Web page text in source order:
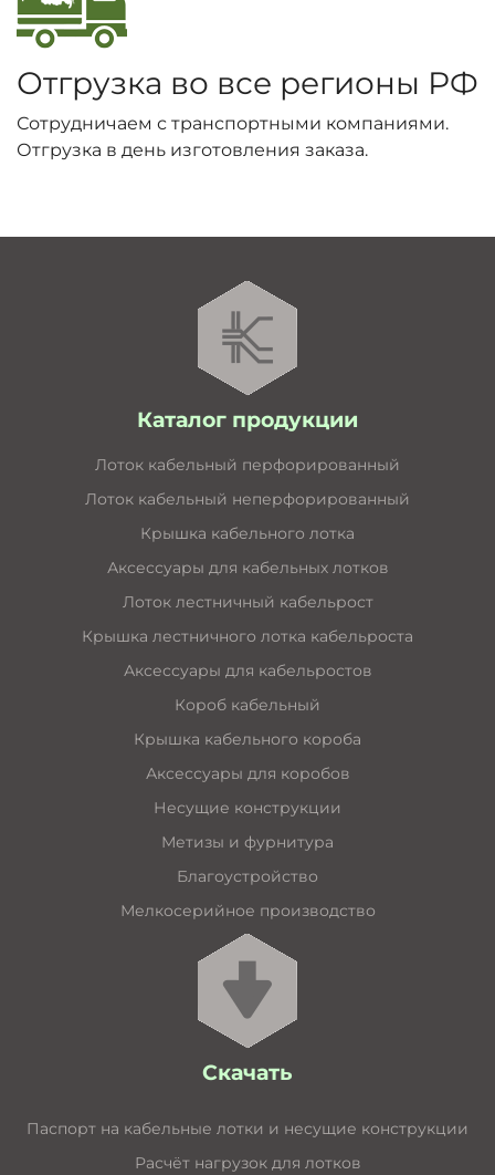
Отгрузка во все регионы РФ
Сотрудничаем с транспортными компаниями.
Отгрузка в день изготовления заказа.
Каталог продукции
Лоток кабельный перфорированный
Лоток кабельный неперфорированный
Крышка кабельного лотка
Аксессуары для кабельных лотков
Лоток лестничный кабельрост
Крышка лестничного лотка кабельроста
Аксессуары для кабельростов
Короб кабельный
Крышка кабельного короба
Аксессуары для коробов
Несущие конструкции
Метизы и фурнитура
Благоустройство
Мелкосерийное производство
Скачать
Паспорт на кабельные лотки и несущие конструкции
Расчёт нагрузок для лотков